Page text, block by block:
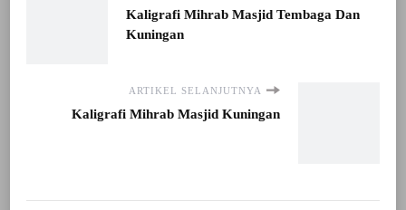
Kaligrafi Mihrab Masjid Tembaga Dan
Kuningan
ARTIKEL SELANJUTNYA
Kaligrafi Mihrab Masjid Kuningan